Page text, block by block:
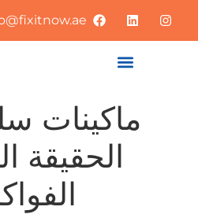
ماكينات
الحقيقة